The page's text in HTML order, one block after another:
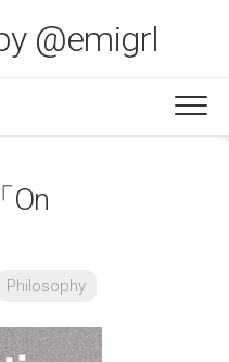
@emigrl
On
Philosophy